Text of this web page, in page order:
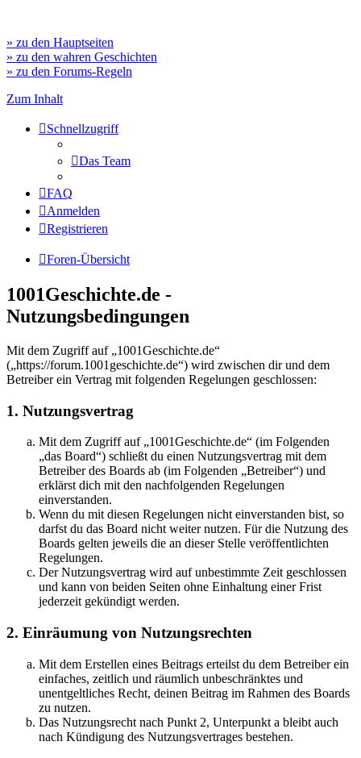
» zu den Hauptseiten
» zu den wahren Geschichten
» zu den Forums-Regeln
Zum Inhalt
Schnellzugriff
Das Team
FAQ
Anmelden
Registrieren
Foren-Übersicht
1001Geschichte.de -
Nutzungsbedingungen
Mit dem Zugriff auf „1001Geschichte.de“
(„https://forum.1001geschichte.de“) wird zwischen dir und dem
Betreiber ein Vertrag mit folgenden Regelungen geschlossen:
1. Nutzungsvertrag
Mit dem Zugriff auf „1001Geschichte.de“ (im Folgenden
„das Board“) schließt du einen Nutzungsvertrag mit dem
Betreiber des Boards ab (im Folgenden „Betreiber“) und
erklärst dich mit den nachfolgenden Regelungen
einverstanden.
Wenn du mit diesen Regelungen nicht einverstanden bist, so
darfst du das Board nicht weiter nutzen. Für die Nutzung des
Boards gelten jeweils die an dieser Stelle veröffentlichten
Regelungen.
Der Nutzungsvertrag wird auf unbestimmte Zeit geschlossen
und kann von beiden Seiten ohne Einhaltung einer Frist
jederzeit gekündigt werden.
2. Einräumung von Nutzungsrechten
Mit dem Erstellen eines Beitrags erteilst du dem Betreiber ein
einfaches, zeitlich und räumlich unbeschränktes und
unentgeltliches Recht, deinen Beitrag im Rahmen des Boards
zu nutzen.
Das Nutzungsrecht nach Punkt 2, Unterpunkt a bleibt auch
nach Kündigung des Nutzungsvertrages bestehen.